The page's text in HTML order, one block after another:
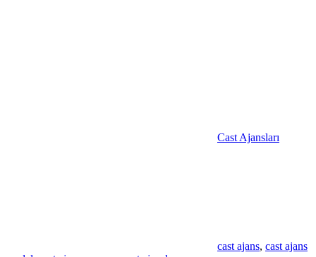
Cast Ajansları
cast ajans, cast ajans